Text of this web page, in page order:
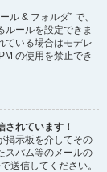
ル & フォルダ” で、
ルールを設定できま
ている場合はモデレ
の使用を禁止でき
れています！
掲示板を介してその
スパム等のメールの
送信してください。